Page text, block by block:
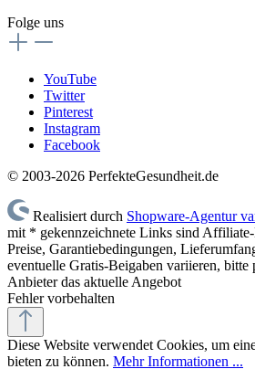
Folge uns
YouTube
Twitter
Pinterest
Instagram
Facebook
© 2003-2026 PerfekteGesundheit.de
Realisiert durch Shopware-Agentur
mit * gekennzeichnete Links sind
Preise, Garantiebedingungen,
eventuelle Gratis-Beigaben variieren,
Anbieter das aktuelle Angebot
Fehler vorbehalten
Diese Website verwendet Cookies, um
bieten zu können. Mehr Informationen ...